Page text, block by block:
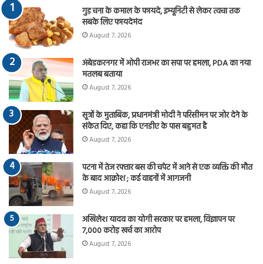
गुड़ चना के कमाल के फायदे, इम्यूनिटी से लेकर त्वचा तक
सबके लिए फायदेमंद
August 7, 2026
अंबेडकरनगर में ओपी राजभर का सपा पर हमला, PDA का नया
मतलब बताया
August 7, 2026
सूत्रों के मुताबिक, प्रधानमंत्री मोदी ने परिसीमन पर जोर देने के
संकेत दिए, कहा कि एनडीए के पास बहुमत है
August 7, 2026
पटना में तेज रफ्तार बस की चपेट में आने से एक व्यक्ति की मौत
के बाद आक्रोश ; कई वाहनों में आगजनी
August 7, 2026
अखिलेश यादव का योगी सरकार पर हमला, विज्ञापन पर
7,000 करोड़ खर्च का आरोप
August 7, 2026